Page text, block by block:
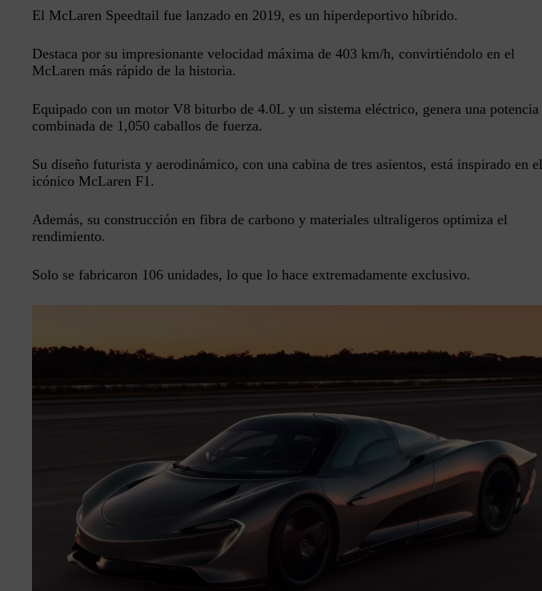
El McLaren Speedtail fue lanzado en 2019, es un hiperdeportivo híbrido.
Destaca por su impresionante velocidad máxima de 403 km/h, convirtiéndolo en el
McLaren más rápido de la historia.
Equipado con un motor V8 biturbo de 4.0L y un sistema eléctrico, genera una potencia
combinada de 1,050 caballos de fuerza.
Su diseño futurista y aerodinámico, con una cabina de tres asientos, está inspirado en el
icónico McLaren F1.
Además, su construcción en fibra de carbono y materiales ultraligeros optimiza el
rendimiento.
Solo se fabricaron 106 unidades, lo que lo hace extremadamente exclusivo.